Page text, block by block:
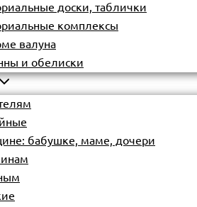
доски, таблички
комплексы
валуна
и обелиски
бабушке, маме, дочери